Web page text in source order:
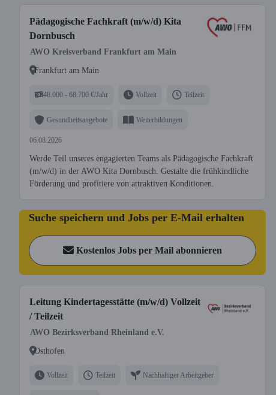
Pädagogische Fachkraft (m/w/d) Kita
Dornbusch
AWO Kreisverband Frankfurt am Main
Frankfurt am Main
48.000 - 68.700 €/Jahr Vollzeit Teilzeit
Gesundheitsangebote Weiterbildungen
06.08.2026
Werde Teil unseres engagierten Teams als Pädagogische Fachkraft
(m/w/d) in der AWO Kita Dornbusch. Gestalte die frühkindliche
Förderung und profitiere von attraktiven Konditionen.
Suche speichern und Jobs per E-Mail erhalten
Kostenlos Jobs per Mail abonnieren
Leitung Kindertagesstätte (m/w/d) Vollzeit
/ Teilzeit
AWO Bezirksverband Rheinland e.V.
Osthofen
Vollzeit Teilzeit Nachhaltiger Arbeitgeber